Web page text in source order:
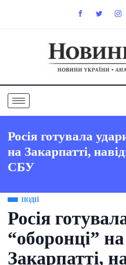
Росія готувала
на Закарпатті,
СБУ
ПОДІЇ
Росія
“оборонці” на
Закарпатті,